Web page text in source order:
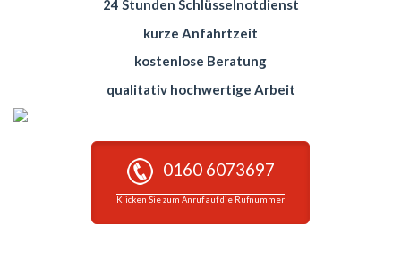
24 Stunden Schlüsselnotdienst
kurze Anfahrtzeit
kostenlose Beratung
qualitativ hochwertige Arbeit
0160 6073697
Klicken Sie zum Anruf auf die Rufnummer